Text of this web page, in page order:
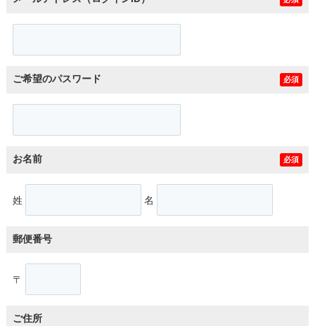
ご希望のパスワード 必須
お名前 必須
姓 名
郵便番号
〒
ご住所